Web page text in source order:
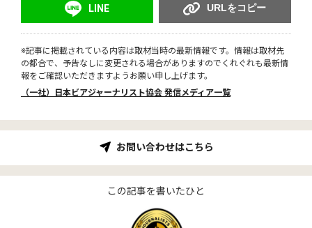
LINE URLをコピー
※記事に掲載されている内容は取材当時の最新情報です。情報は取材先
の都合で、予告なしに変更される場合がありますのでくれぐれも最新情
報をご確認いただきますようお願い申し上げます。
（一社）日本ビアジャーナリスト協会 発信メディア一覧
お問い合わせはこちら
この記事を書いたひと